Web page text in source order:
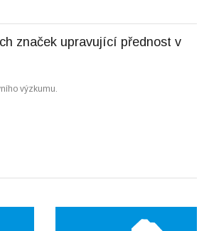
značek upravující přednost v
výzkumu.